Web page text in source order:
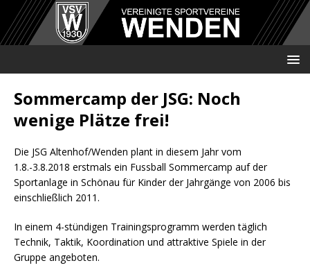
Sommercamp der JSG: Noch
wenige Plätze frei!
Die JSG Altenhof/Wenden plant in diesem Jahr vom
1.8.-3.8.2018 erstmals ein Fussball Sommercamp auf der
Sportanlage in Schönau für Kinder der Jahrgänge von 2006 bis
einschließlich 2011.
In einem 4-stündigen Trainingsprogramm werden täglich
Technik, Taktik, Koordination und attraktive Spiele in der
Gruppe angeboten.